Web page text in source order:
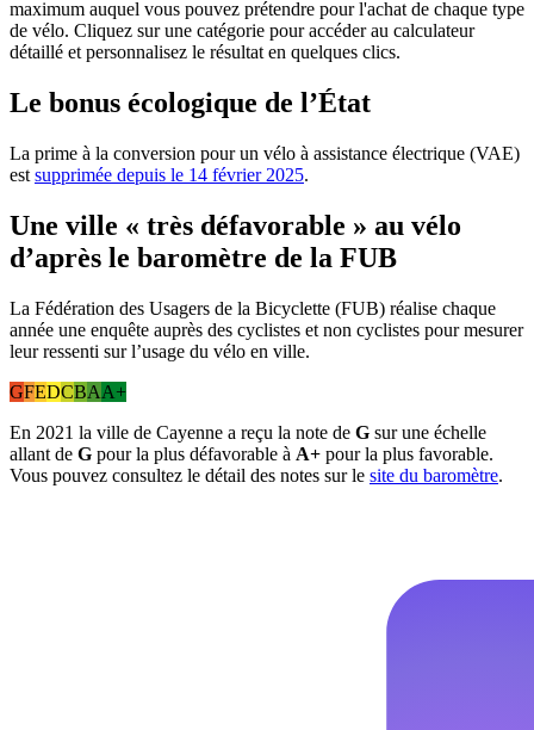
maximum auquel vous pouvez prétendre pour l'achat de chaque type
de vélo. Cliquez sur une catégorie pour accéder au calculateur
détaillé et personnalisez le résultat en quelques clics.
Le bonus écologique de l’État
La prime à la conversion pour un vélo à assistance électrique (VAE)
est supprimée depuis le 14 février 2025.
Une ville « très défavorable » au vélo
d’après le baromètre de la FUB
La Fédération des Usagers de la Bicyclette (FUB) réalise chaque
année une enquête auprès des cyclistes et non cyclistes pour mesurer
leur ressenti sur l’usage du vélo en ville.
GFEDCBAA+
En 2021 la ville de Cayenne a reçu la note de G sur une échelle
allant de G pour la plus défavorable à A+ pour la plus favorable.
Vous pouvez consultez le détail des notes sur le site du baromètre.